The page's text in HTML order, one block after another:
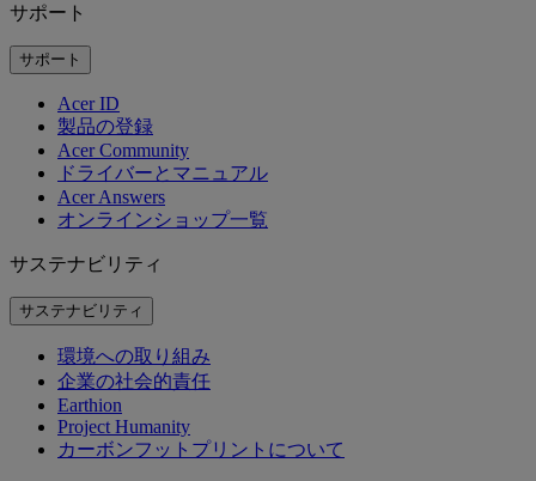
サポート
サポート
Acer ID
製品の登録
Acer Community
ドライバーとマニュアル
Acer Answers
オンラインショップ一覧
サステナビリティ
サステナビリティ
環境への取り組み
企業の社会的責任
Earthion
Project Humanity
カーボンフットプリントについて